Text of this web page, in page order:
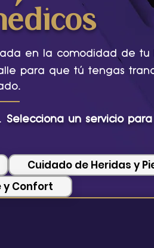
en la comodidad de tu
para que tú tengas
.
. Selecciona un servicio
Cuidado de Heridas y
y Confort